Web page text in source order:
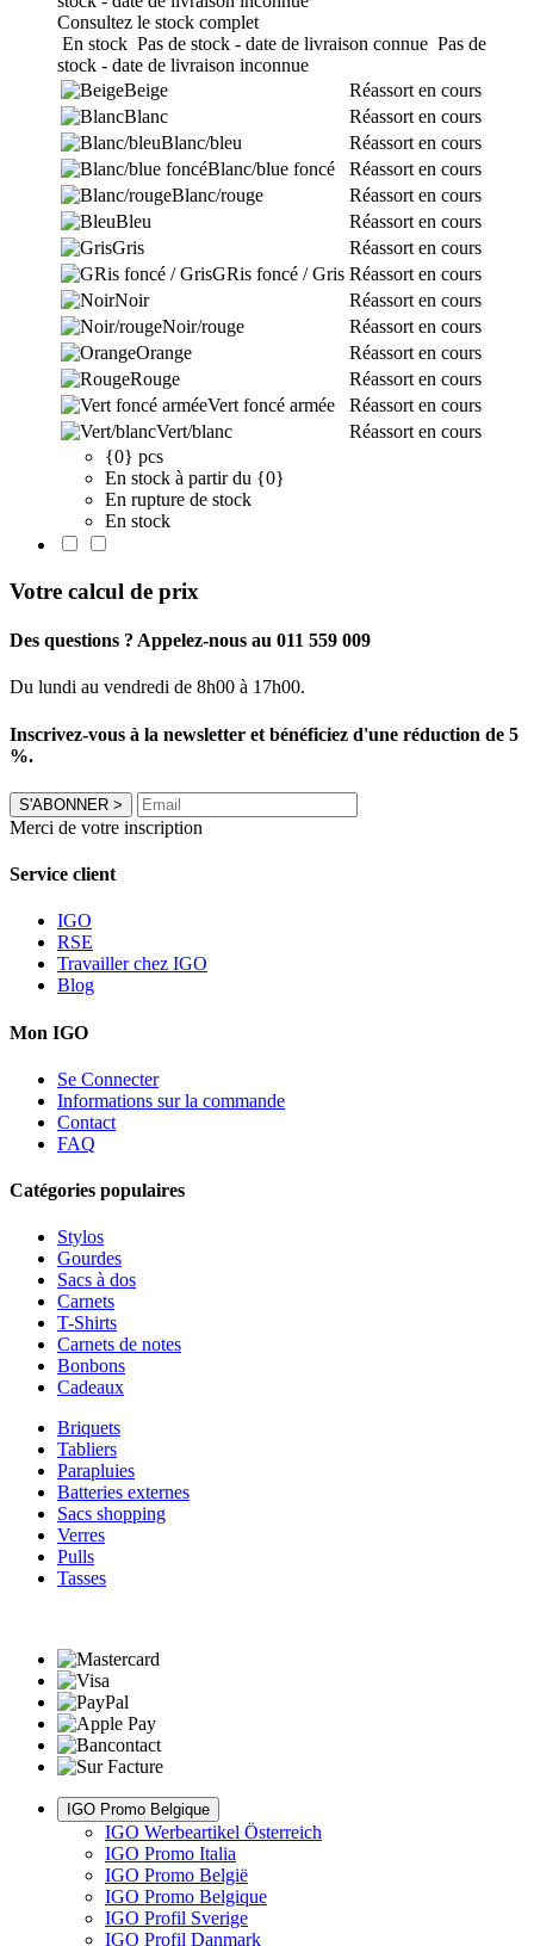
Consultez le stock complet
En stock Pas de stock - date de livraison connue Pas de
stock - date de livraison inconnue
Beige
Réassort en cours
Blanc
Réassort en cours
Blanc/bleu
Réassort en cours
Blanc/blue foncé
Réassort en cours
Blanc/rouge
Réassort en cours
Bleu
Réassort en cours
Gris
Réassort en cours
GRis foncé / Gris Réassort en cours
Noir
Réassort en cours
Noir/rouge
Réassort en cours
Orange
Réassort en cours
Rouge
Réassort en cours
Vert foncé armée
Réassort en cours
Vert/blanc
Réassort en cours
{0} pcs
En stock à partir du {0}
En rupture de stock
En stock
Votre calcul de prix
Des questions ? Appelez-nous au 011 559 009
Du lundi au vendredi de 8h00 à 17h00.
Inscrivez-vous à la newsletter et bénéficiez d'une réduction de 5
%.
S'ABONNER >
Merci de votre inscription
Service client
IGO
RSE
Travailler chez IGO
Blog
Mon IGO
Se Connecter
Informations sur la commande
Contact
FAQ
Catégories populaires
Stylos
Gourdes
Sacs à dos
Carnets
T-Shirts
Carnets de notes
Bonbons
Cadeaux
Briquets
Tabliers
Parapluies
Batteries externes
Sacs shopping
Verres
Pulls
Tasses
IGO Promo Belgique
IGO Werbeartikel Österreich
IGO Promo Italia
IGO Promo België
IGO Promo Belgique
IGO Profil Sverige
IGO Profil Danmark